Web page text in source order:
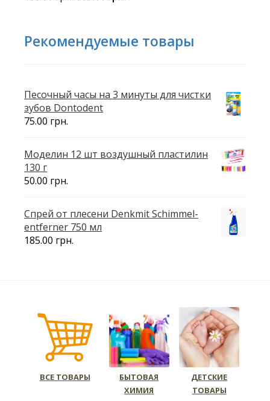
Рекомендуемые товары
Песочный часы на 3 минуты для чистки
зубов Dontodent
75.00 грн.
Моделин 12 шт воздушный пластилин
130 г
50.00 грн.
Спрей от плесени Denkmit Schimmel-
entferner 750 мл
185.00 грн.
ВСЕ ТОВАРЫ
БЫТОВАЯ
ХИМИЯ
ДЕТСКИЕ
ТОВАРЫ